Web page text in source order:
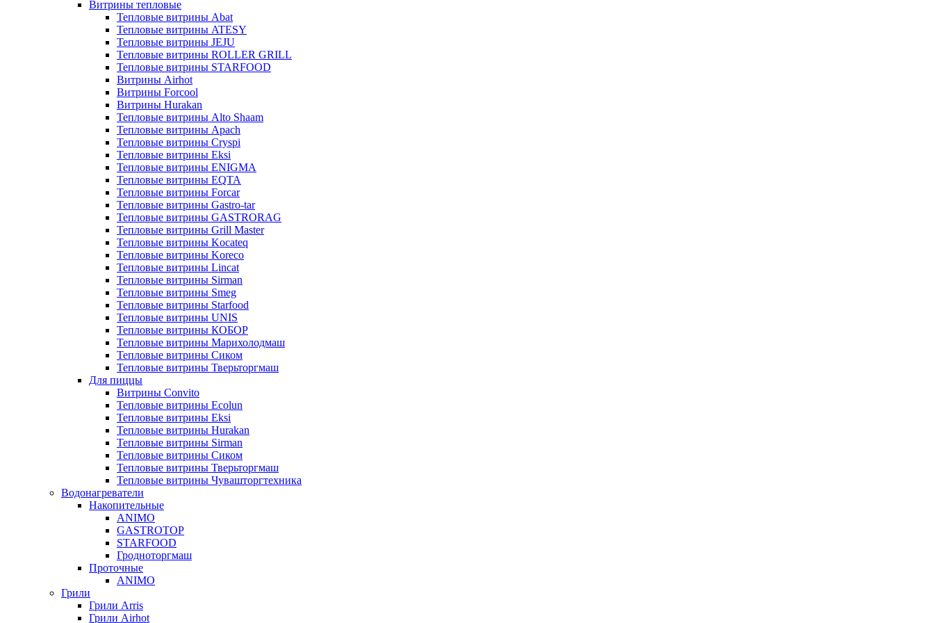
Витрины тепловые
Тепловые витрины Abat
Тепловые витрины ATESY
Тепловые витрины JEJU
Тепловые витрины ROLLER GRILL
Тепловые витрины STARFOOD
Витрины Airhot
Витрины Forcool
Витрины Hurakan
Тепловые витрины Alto Shaam
Тепловые витрины Apach
Тепловые витрины Cryspi
Тепловые витрины Eksi
Тепловые витрины ENIGMA
Тепловые витрины EQTA
Тепловые витрины Forcar
Тепловые витрины Gastro-tar
Тепловые витрины GASTRORAG
Тепловые витрины Grill Master
Тепловые витрины Kocateq
Тепловые витрины Koreco
Тепловые витрины Lincat
Тепловые витрины Sirman
Тепловые витрины Smeg
Тепловые витрины Starfood
Тепловые витрины UNIS
Тепловые витрины КОБОР
Тепловые витрины Марихолодмаш
Тепловые витрины Сиком
Тепловые витрины Тверьторгмаш
Для пиццы
Витрины Convito
Тепловые витрины Ecolun
Тепловые витрины Eksi
Тепловые витрины Hurakan
Тепловые витрины Sirman
Тепловые витрины Сиком
Тепловые витрины Тверьторгмаш
Тепловые витрины Чувашторгтехника
Водонагреватели
Накопительные
ANIMO
GASTROTOP
STARFOOD
Гродноторгмаш
Проточные
ANIMO
Грили
Грили Arris
Грили Airhot